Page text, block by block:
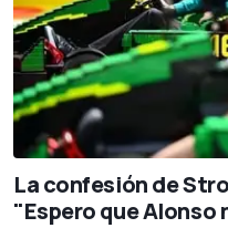
La confesión de
"Espero que Alonso